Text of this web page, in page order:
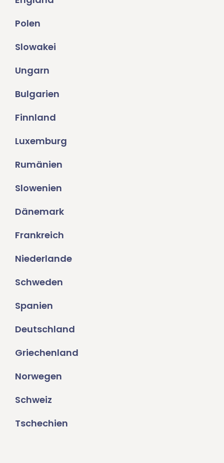
Polen
Slowakei
Ungarn
Bulgarien
Finnland
Luxemburg
Rumänien
Slowenien
Dänemark
Frankreich
Niederlande
Schweden
Spanien
Deutschland
Griechenland
Norwegen
Schweiz
Tschechien